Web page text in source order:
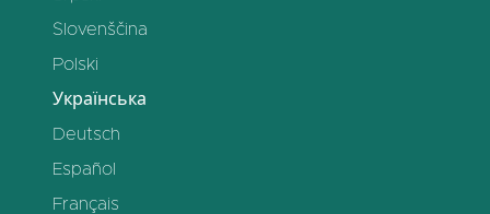
Slovenščina
Polski
Українська
Deutsch
Español
Français